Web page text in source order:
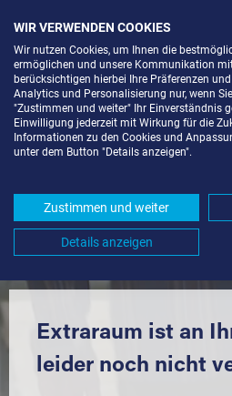
LAGERRAUM
UMGEBUNG *
Komfortabel einlagern
Extraraum ist an
leider noch nicht
WIR VERWENDEN COOKIES
Wir nutzen Cookies, um Ihnen die
ermöglichen und unsere Kommunikation
berücksichtigen hierbei Ihre Präferenzen
Analytics und Personalisierung nur, wenn
"Zustimmen und weiter" Ihr Einverständnis
Einwilligung jederzeit mit Wirkung für die
Informationen zu den Cookies und
unter dem Button "Details anzeigen".
Zustimmen und weiter
Details anzeigen